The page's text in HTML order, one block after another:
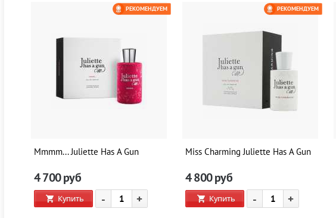
Mmmm... Juliette Has A Gun
4 700руб
Купить - +
РЕКОМЕНДУЕМ
Miss Charming Juliette Has A Gun
4 800руб
Купить - +
РЕКОМЕНДУЕМ